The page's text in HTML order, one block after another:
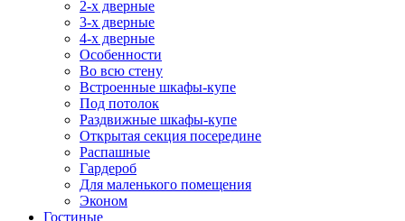
2-х дверные
3-х дверные
4-х дверные
Особенности
Во всю стену
Встроенные шкафы-купе
Под потолок
Раздвижные шкафы-купе
Открытая секция посередине
Распашные
Гардероб
Для маленького помещения
Эконом
Гостиные